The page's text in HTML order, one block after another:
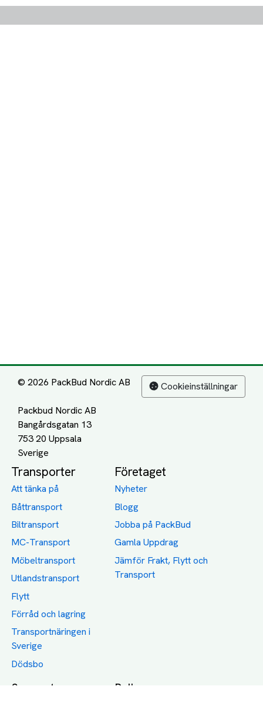
© 2026 PackBud Nordic AB
Packbud Nordic AB
Bangårdsgatan 13
753 20 Uppsala
Cookieinställningar
Transporter
Att tänka på
Båttransport
Biltransport
MC-Transport
Möbeltransport
Utlandstransport
Flytt
Förråd och lagring
Transportnäringen i
Sverige
Dödsbo
Företaget
Nyheter
Blogg
Jobba på PackBud
Gamla Uppdrag
Jämför Frakt, Flytt och
Transport
Support Policy